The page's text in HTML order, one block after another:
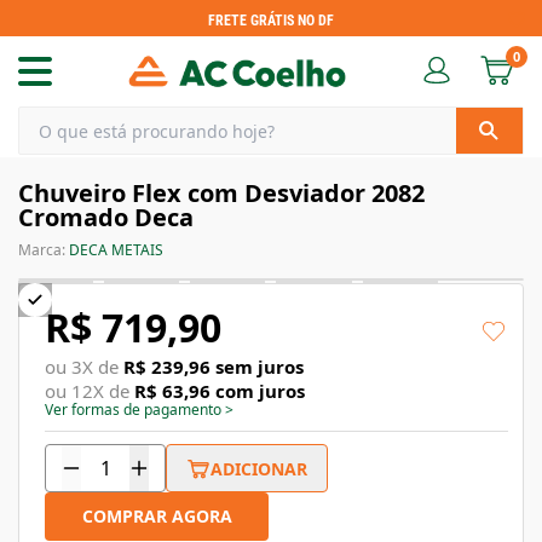
FRETE GRÁTIS NO DF
0
Chuveiro Flex com Desviador 2082
Cromado Deca
Marca: DECA METAIS
R$ 719,90
ou 3X de R$ 239,96 sem juros
ou 12X de R$ 63,96 com juros
Ver formas de pagamento>
ADICIONAR
COMPRAR AGORA